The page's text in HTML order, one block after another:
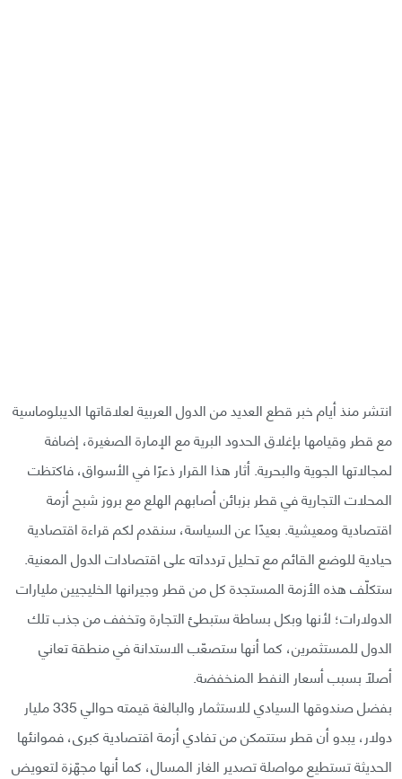
انتشر منذ أيام خبر قطع العديد من الدول العربية لعلاقاتها الديبلوماسية
مع قطر وقيامها بإغلاق الحدود البرية مع الإمارة الصغيرة، إضافة
لمجالاتها الجوية والبحرية. أثار هذا القرار ذعرًا في الأسواق، فاكتظت
المحلات التجارية في قطر بزبائن أصابهم الهلع مع بروز شبح أزمة
اقتصادية ومعيشية. بعيدًا عن السياسة، سنقدم لكم قراءة اقتصادية
حيادية للوضع القائم مع تحليل تردداته على اقتصادات الدول المعنية.
ستكلّف هذه الأزمة المستجدة كل من قطر وجيرانها الخليجيين مليارات
الدولارات؛ لأنها وبكل بساطة ستبطئ التجارة وتخفف من جذب تلك
الدول للمستثمرين، كما أنها ستصعّب الاستدانة في منطقة تعاني
أصلًا بسبب أسعار النفط المنخفضة.
بفضل صندوقها السيادي للاستثمار والبالغة قيمته حوالي 335 مليار
دولار، يبدو أن قطر ستتمكن من تفادي أزمة اقتصادية كبرى، فموانئها
الحديثة تستطيع مواصلة تصدير الغاز المسال، كما أنها مجهّزة لتعويض